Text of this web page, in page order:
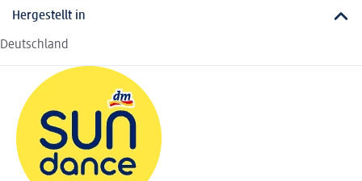
Hergestellt in
Deutschland